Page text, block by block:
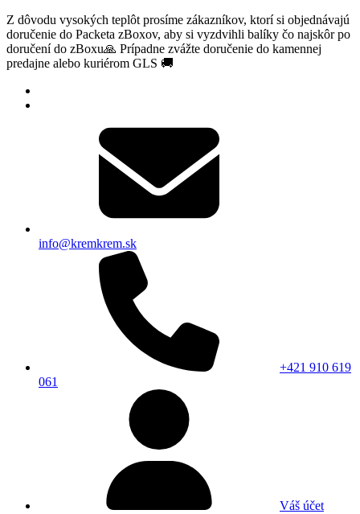
Z dôvodu vysokých teplôt prosíme zákazníkov, ktorí si objednávajú
doručenie do Packeta zBoxov, aby si vyzdvihli balíky čo najskôr po
doručení do zBoxu🙏 Prípadne zvážte doručenie do kamennej
predajne alebo kuriérom GLS 🚚
info@kremkrem.sk
+421 910 619
061
Váš účet